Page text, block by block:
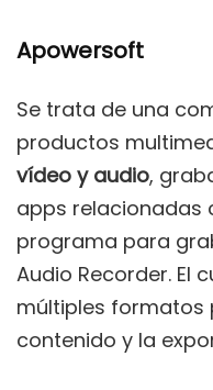
Apowersoft
Se trata de una
productos
vídeo y audio,
apps relacionadas
programa para
Audio Recorder. El
múltiples formatos
contenido y la